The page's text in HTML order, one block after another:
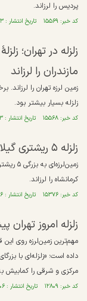
پردیس را لرزاند.
کد خبر: ۱۵۵۶۹ تاریخ انتشار : ۱۴۰۵/۰۲/۲۳
مازندران را لرزاند
زمین لرزه تهران را
زلزله بسیار بیشتر بود.
کد خبر: ۱۵۵۶۸ تاریخ انتشار : ۱۴۰۵/۰۲/۲۳
زلزله ۵ ریشتری گیلانغرب در کرمانشاه را لرزاند
کرمانشاه را لرزاند.
کد خبر: ۱۵۳۷۶ تاریخ انتشار : ۱۴۰۵/۰۲/۱۶
زلزله امروز تهران
مرکزی و شرقی را کمابیش به
کد خبر: ۱۲۸۰۹ تاریخ انتشار : ۱۴۰۴/۱۰/۰۶